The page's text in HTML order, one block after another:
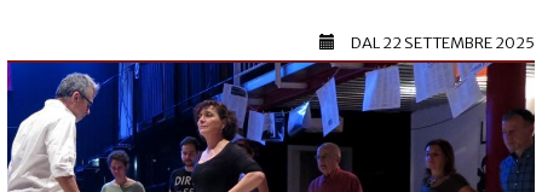
DAL22 SETTEMBRE 2025